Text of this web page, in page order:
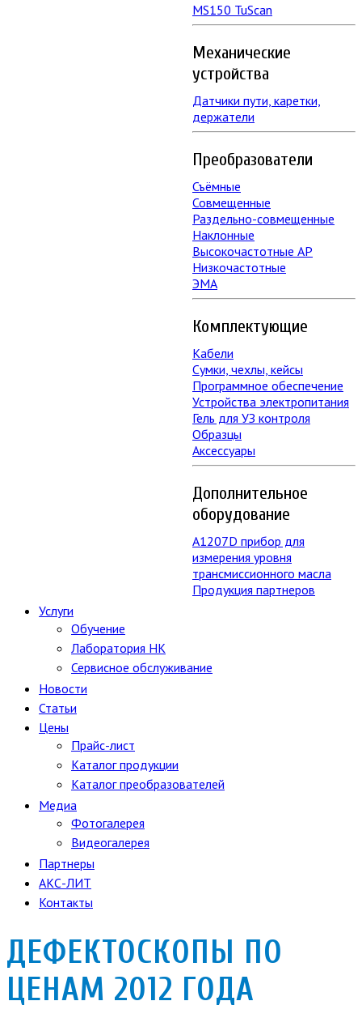
MS150 TuScan
Механические
устройства
Датчики пути, каретки,
держатели
Преобразователи
Съёмные
Совмещенные
Раздельно-совмещенные
Наклонные
Высокочастотные АР
Низкочастотные
ЭМА
Комплектующие
Кабели
Сумки, чехлы, кейсы
Программное обеспечение
Устройства электропитания
Гель для УЗ контроля
Образцы
Аксессуары
Дополнительное
оборудование
А1207D прибор для
измерения уровня
трансмиссионного масла
Продукция партнеров
Услуги
Обучение
Лаборатория НК
Сервисное обслуживание
Новости
Статьи
Цены
Прайс-лист
Каталог продукции
Каталог преобразователей
Медиа
Фотогалерея
Видеогалерея
Партнеры
АКС-ЛИТ
Контакты
ДЕФЕКТОСКОПЫ ПО
ЦЕНАМ 2012 ГОДА